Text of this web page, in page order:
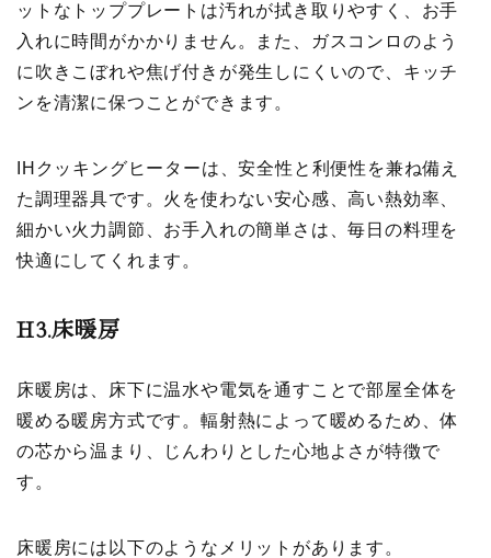
ットなトッププレートは汚れが拭き取りやすく、お手
入れに時間がかかりません。また、ガスコンロのよう
に吹きこぼれや焦げ付きが発生しにくいので、キッチ
ンを清潔に保つことができます。
IHクッキングヒーターは、安全性と利便性を兼ね備え
た調理器具です。火を使わない安心感、高い熱効率、
細かい火力調節、お手入れの簡単さは、毎日の料理を
快適にしてくれます。
H3.床暖房
床暖房は、床下に温水や電気を通すことで部屋全体を
暖める暖房方式です。輻射熱によって暖めるため、体
の芯から温まり、じんわりとした心地よさが特徴で
す。
床暖房には以下のようなメリットがあります。